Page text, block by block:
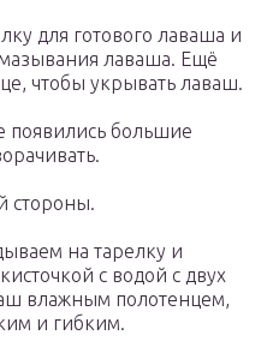
для готового лаваша и
лаваша. Ещё
чтобы укрывать лаваш.
появились большие
стороны.
на тарелку и
с водой с двух
влажным полотенцем,
и гибким.